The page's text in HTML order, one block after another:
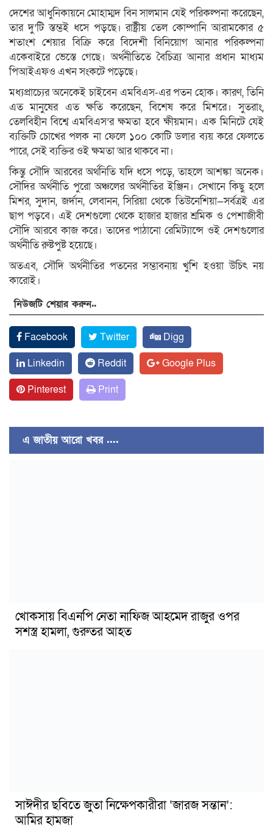
দেশের আধুনিকায়নে মোহাম্মদ বিন সালমান যেই পরিকল্পনা করেছেন,
তার দু’টি স্তম্ভই ধসে পড়ছে। রাষ্ট্রীয় তেল কোম্পানি আরামকোর ৫
শতাংশ শেয়ার বিক্রি করে বিদেশী বিনিয়োগ আনার পরিকল্পনা
একেবাইরে ভেস্তে গেছে। অর্থনীতিতে বৈচিত্র্য আনার প্রধান মাধ্যম
পিআইএফও এখন সংকটে পড়েছে।
মধ্যপ্রাচ্যের অনেকেই চাইবেন এমবিএস-এর পতন হোক। কারণ, তিনি
এত মানুষের এত ক্ষতি করেছেন, বিশেষ করে মিশরে। সুতরাং,
তেলবিহীন বিশ্বে এমবিএস’র ক্ষমতা হবে ক্ষীয়মান। এক মিনিটে যেই
ব্যক্তিটি চোখের পলক না ফেলে ১০০ কোটি ডলার ব্যয় করে ফেলতে
পারে, সেই ব্যক্তির ওই ক্ষমতা আর থাকবে না।
কিন্তু সৌদি আরবের অর্থনিতি যদি ধসে পড়ে, তাহলে আশঙ্কা অনেক।
সৌদির অর্থনীতি পুরো অঞ্চলের অর্থনীতির ইঞ্জিন। সেখানে কিছু হলে
মিশর, সুদান, জর্দান, লেবানন, সিরিয়া থেকে তিউনেশিয়া—সর্বত্রই এর
ছাপ পড়বে। এই দেশগুলো থেকে হাজার হাজার শ্রমিক ও পেশাজীবী
সৌদি আরবে কাজ করে। তাদের পাঠানো রেমিট্যান্সে ওই দেশগুলোর
অর্থনীতি রুষ্টপুষ্ট হয়েছে।
অতএব, সৌদি অর্থনীতির পতনের সম্ভাবনায় খুশি হওয়া উচিৎ নয়
কারোই।
নিউজটি শেয়ার করুন..
Facebook Twitter
Digg
Linkedin
Reddit
Google Plus
Pinterest
Print
এ জাতীয় আরো খবর ....
খোকসায় বিএনপি নেতা নাফিজ আহমেদ রাজুর ওপর
সশস্ত্র হামলা, গুরুতর আহত
সাঈদীর ছবিতে জুতা নিক্ষেপকারীরা ‘জারজ সন্তান’:
আমির হামজা